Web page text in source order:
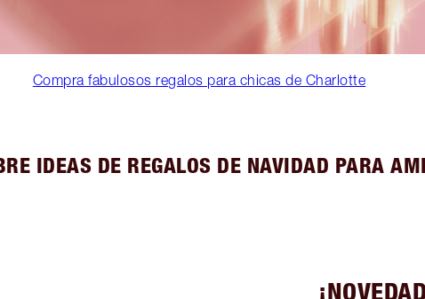
Compra fabulosos regalos para chicas de Charlotte
IDEAS DE REGALOS DE NAVIDAD PARA